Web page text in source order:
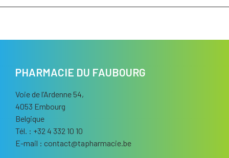
PHARMACIE DU FAUBOURG
Voie de l’Ardenne 54,
4053 Embourg
Belgique
Tél. : +32 4 332 10 10
E-mail : contact@tapharmacie.be